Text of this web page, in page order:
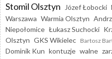
Stomil Olsztyn Józef Łobocki
Warszawa Warmia Olsztyn
Niepołomice Łukasz Suchocki
Olsztyn GKS Wikielec Bartosz
Dominik Kun kontuzje walne